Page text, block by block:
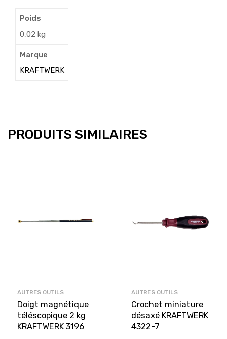
Poids
0,02 kg
Marque
KRAFTWERK
PRODUITS SIMILAIRES
AUTRES OUTILS
Doigt magnétique
téléscopique 2 kg
KRAFTWERK 3196
AUTRES OUTILS
Crochet miniature
désaxé KRAFTWERK
4322-7